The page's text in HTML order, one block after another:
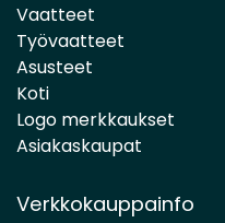
Vaatteet
Työvaatteet
Asusteet
Koti
Logo merkkaukset
Asiakaskaupat
Verkkokauppainfo